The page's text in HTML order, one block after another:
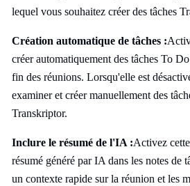
lequel vous souhaitez créer des tâches
Création automatique de tâches :
créer automatiquement des tâches To
fin des réunions. Lorsqu'elle est
examiner et créer manuellement des
Transkriptor.
Inclure le résumé de l'IA :Activez
résumé généré par IA dans les notes de
un contexte rapide sur la réunion et les